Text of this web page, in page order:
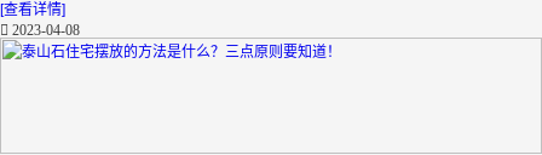
[查看详情]
2023-04-08